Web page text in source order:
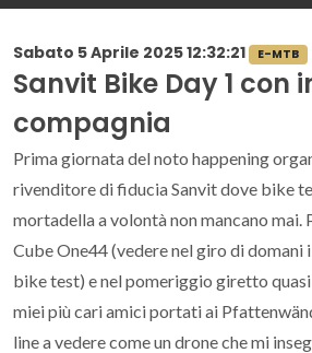
Sabato 5 Aprile 2025 12:32:21 E-MTB
Sanvit Bike Day 1 con
compagnia
Prima giornata del noto happening
rivenditore di fiducia Sanvit dove bike
mortadella a volontà non mancano mai.
Cube One44 (vedere nel giro di
bike test) e nel pomeriggio giretto
miei più cari amici portati ai
line a vedere come un drone che mi